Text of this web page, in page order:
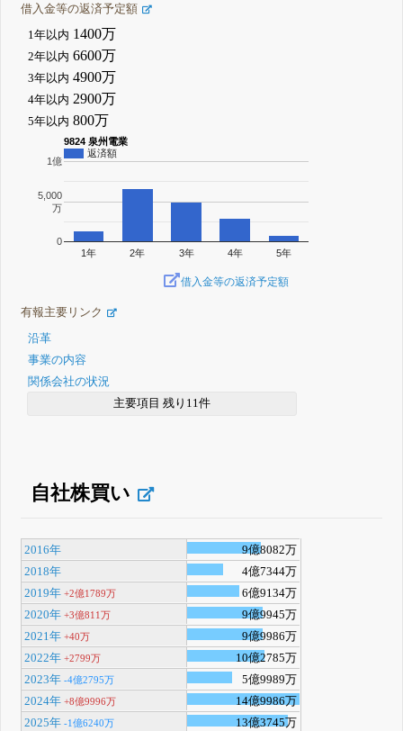
借入金等の返済予定額
1年以内 1400万
2年以内 6600万
3年以内 4900万
4年以内 2900万
5年以内 800万
9824 泉州電業
返済額
1年 2年 3年 4年 5年
0
5,000
万
1億
借入金等の返済予定額
有報主要リンク
沿革
事業の内容
関係会社の状況
主要項目 残り11件
自社株買い
2016年
9億8082万
2018年
4億7344万
2019年 +2億1789万
6億9134万
2020年 +3億811万
9億9945万
2021年 +40万
9億9986万
2022年 +2799万
10億2785万
2023年 -4億2795万
5億9989万
2024年 +8億9996万
14億9986万
2025年 -1億6240万
13億3745万